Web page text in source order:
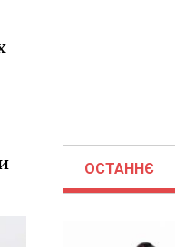
ОСТАННЄ